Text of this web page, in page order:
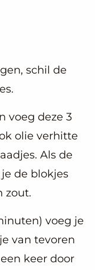
schil de
voeg deze 3
olie verhitte
Als de
de blokjes
zout.
voeg je
van tevoren
keer door